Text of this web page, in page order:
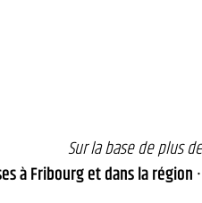
Sur la base de plus
à Fribourg et dans la